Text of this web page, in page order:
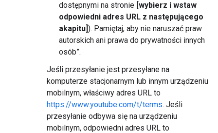
dostępnymi na stronie [wybierz i wstaw
odpowiedni adres URL z następującego
akapitu]). Pamiętaj, aby nie naruszać praw
autorskich ani prawa do prywatności innych
osób”.
Jeśli przesyłanie jest przesyłane na
komputerze stacjonarnym lub innym urządzeniu
mobilnym, właściwy adres URL to
https://www.youtube.com/t/terms. Jeśli
przesyłanie odbywa się na urządzeniu
mobilnym, odpowiedni adres URL to